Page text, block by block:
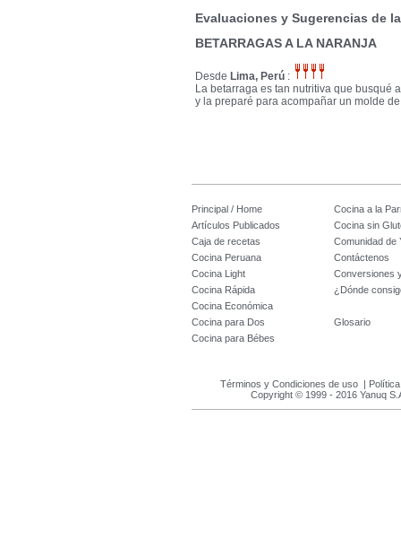
Evaluaciones y Sugerencias de
BETARRAGAS A LA NARANJA
Desde Lima, Perú :
La betarraga es tan nutritiva que busqué
y la preparé para acompañar un molde
Principal / Home
Cocina a la
Artículos Publicados
Cocina sin
Caja de recetas
Comunidad de
Cocina Peruana
Contáctenos
Cocina Light
Conversiones
Cocina Rápida
¿Dónde
Cocina Económica
Cocina para Dos
Glosario
Cocina para Bébes
Términos y Condiciones de uso |
Copyright © 1999 - 2016 Yanuq